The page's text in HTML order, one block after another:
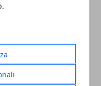
Torino come a
nel nome